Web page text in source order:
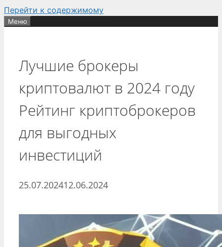
Перейти к содержимому
Меню
Лучшие брокеры
криптовалют в 2024 году
Рейтинг криптоброкеров
для выгодных
инвестиций
25.07.202412.06.2024